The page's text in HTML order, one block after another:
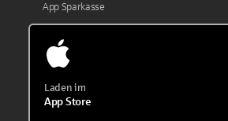
App Sparkasse
Laden im
App Store